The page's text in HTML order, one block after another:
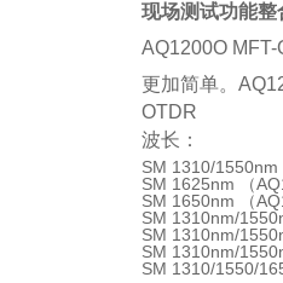
现场测试功能整
AQ1200O
更加简单。
OTDR
波长：
SM 1310/1550nm
SM 1625nm （
SM 1650nm （
SM 1310nm/
SM 1310nm/
SM 1310nm/
SM 1310/1550/